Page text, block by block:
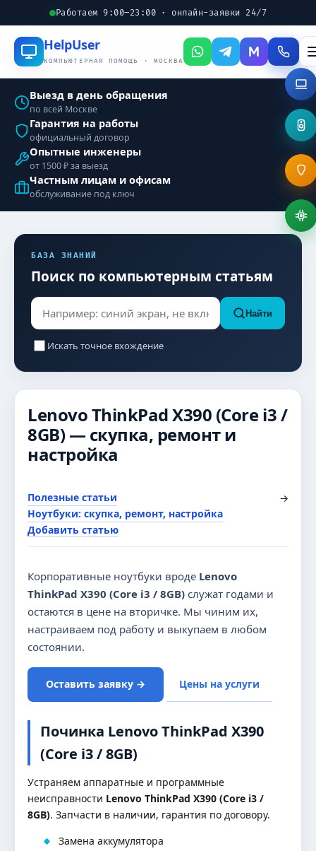
Работаем 9:00–23:00 · онлайн-заявки 24/7
HelpUser
КОМПЬЮТЕРНАЯ ПОМОЩЬ · МОСКВА
Выезд в день обращения
по всей Москве
Гарантия на работы
официальный договор
Опытные инженеры
от 1500 ₽ за выезд
Частным лицам и офисам
обслуживание под ключ
БАЗА ЗНАНИЙ
Поиск по компьютерным статьям
Найти
Искать точное вхождение
Lenovo ThinkPad X390 (Core i3 /
8GB) — скупка, ремонт и
настройка
Полезные статьи
→
Ноутбуки: скупка, ремонт, настройка
Добавить статью
Корпоративные ноутбуки вроде Lenovo
ThinkPad X390 (Core i3 / 8GB) служат годами и
остаются в цене на вторичке. Мы чиним их,
настраиваем под работу и выкупаем в любом
состоянии.
Оставить заявку → Цены на услуги
Починка Lenovo ThinkPad X390
(Core i3 / 8GB)
Устраняем аппаратные и программные
неисправности Lenovo ThinkPad X390 (Core i3 /
8GB). Запчасти в наличии, гарантия по договору.
Замена аккумулятора